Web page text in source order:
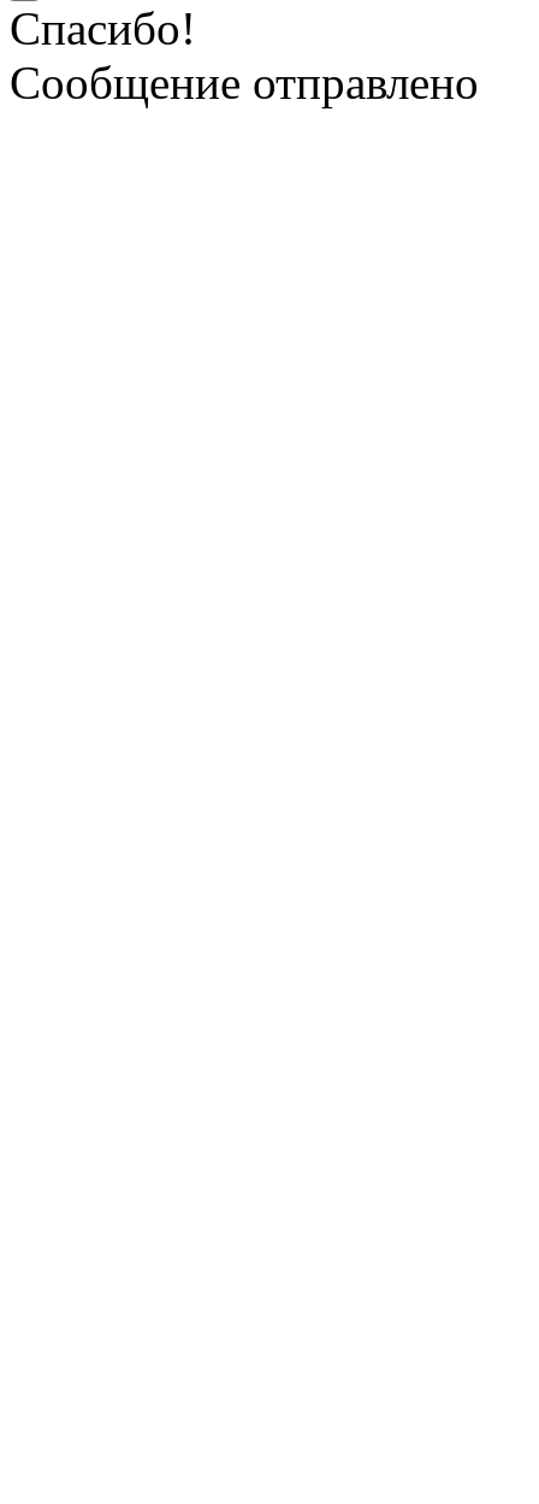
Спасибо!
Сообщение отправлено